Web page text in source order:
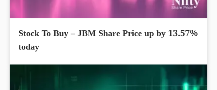
Stock To Buy – JBM Share Price up by 13.57%
today